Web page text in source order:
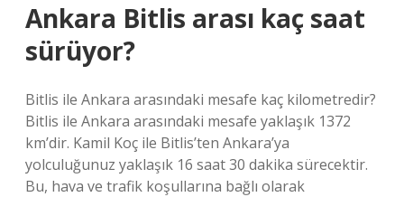
Ankara Bitlis arası kaç saat
sürüyor?
Bitlis ile Ankara arasındaki mesafe kaç kilometredir?
Bitlis ile Ankara arasındaki mesafe yaklaşık 1372
km’dir. Kamil Koç ile Bitlis’ten Ankara’ya
yolculuğunuz yaklaşık 16 saat 30 dakika sürecektir.
Bu, hava ve trafik koşullarına bağlı olarak